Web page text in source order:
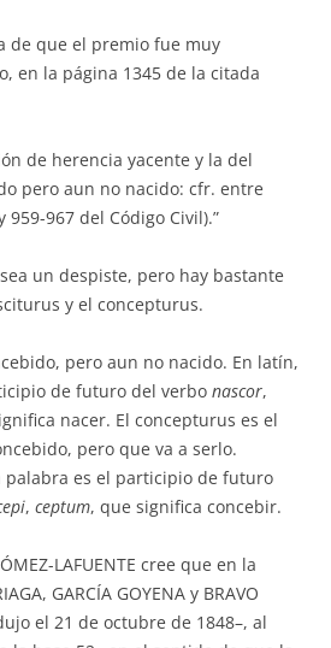
de que el premio fue muy
en la página 1345 de la citada
de herencia yacente y la del
pero aun no nacido: cfr. entre
967 del Código Civil).”
un despiste, pero hay bastante
y el concepturus.
pero aun no nacido. En latín,
de futuro del verbo nascor,
nacer. El concepturus es el
pero que va a serlo.
palabra es el participio de futuro
, ceptum, que significa concebir.
LAFUENTE cree que en la
GARCÍA GOYENA y BRAVO
el 21 de octubre de 1848–, al